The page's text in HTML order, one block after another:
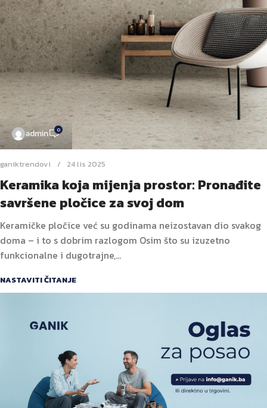
admin 0
ganiktrendovi 24 lis 2025
Keramika koja mijenja prostor: Pronađite
savršene pločice za svoj dom
Keramičke pločice već su godinama neizostavan dio svakog
doma – i to s dobrim razlogom Osim što su izuzetno
funkcionalne i dugotrajne,...
NASTAVITI ČITANJE